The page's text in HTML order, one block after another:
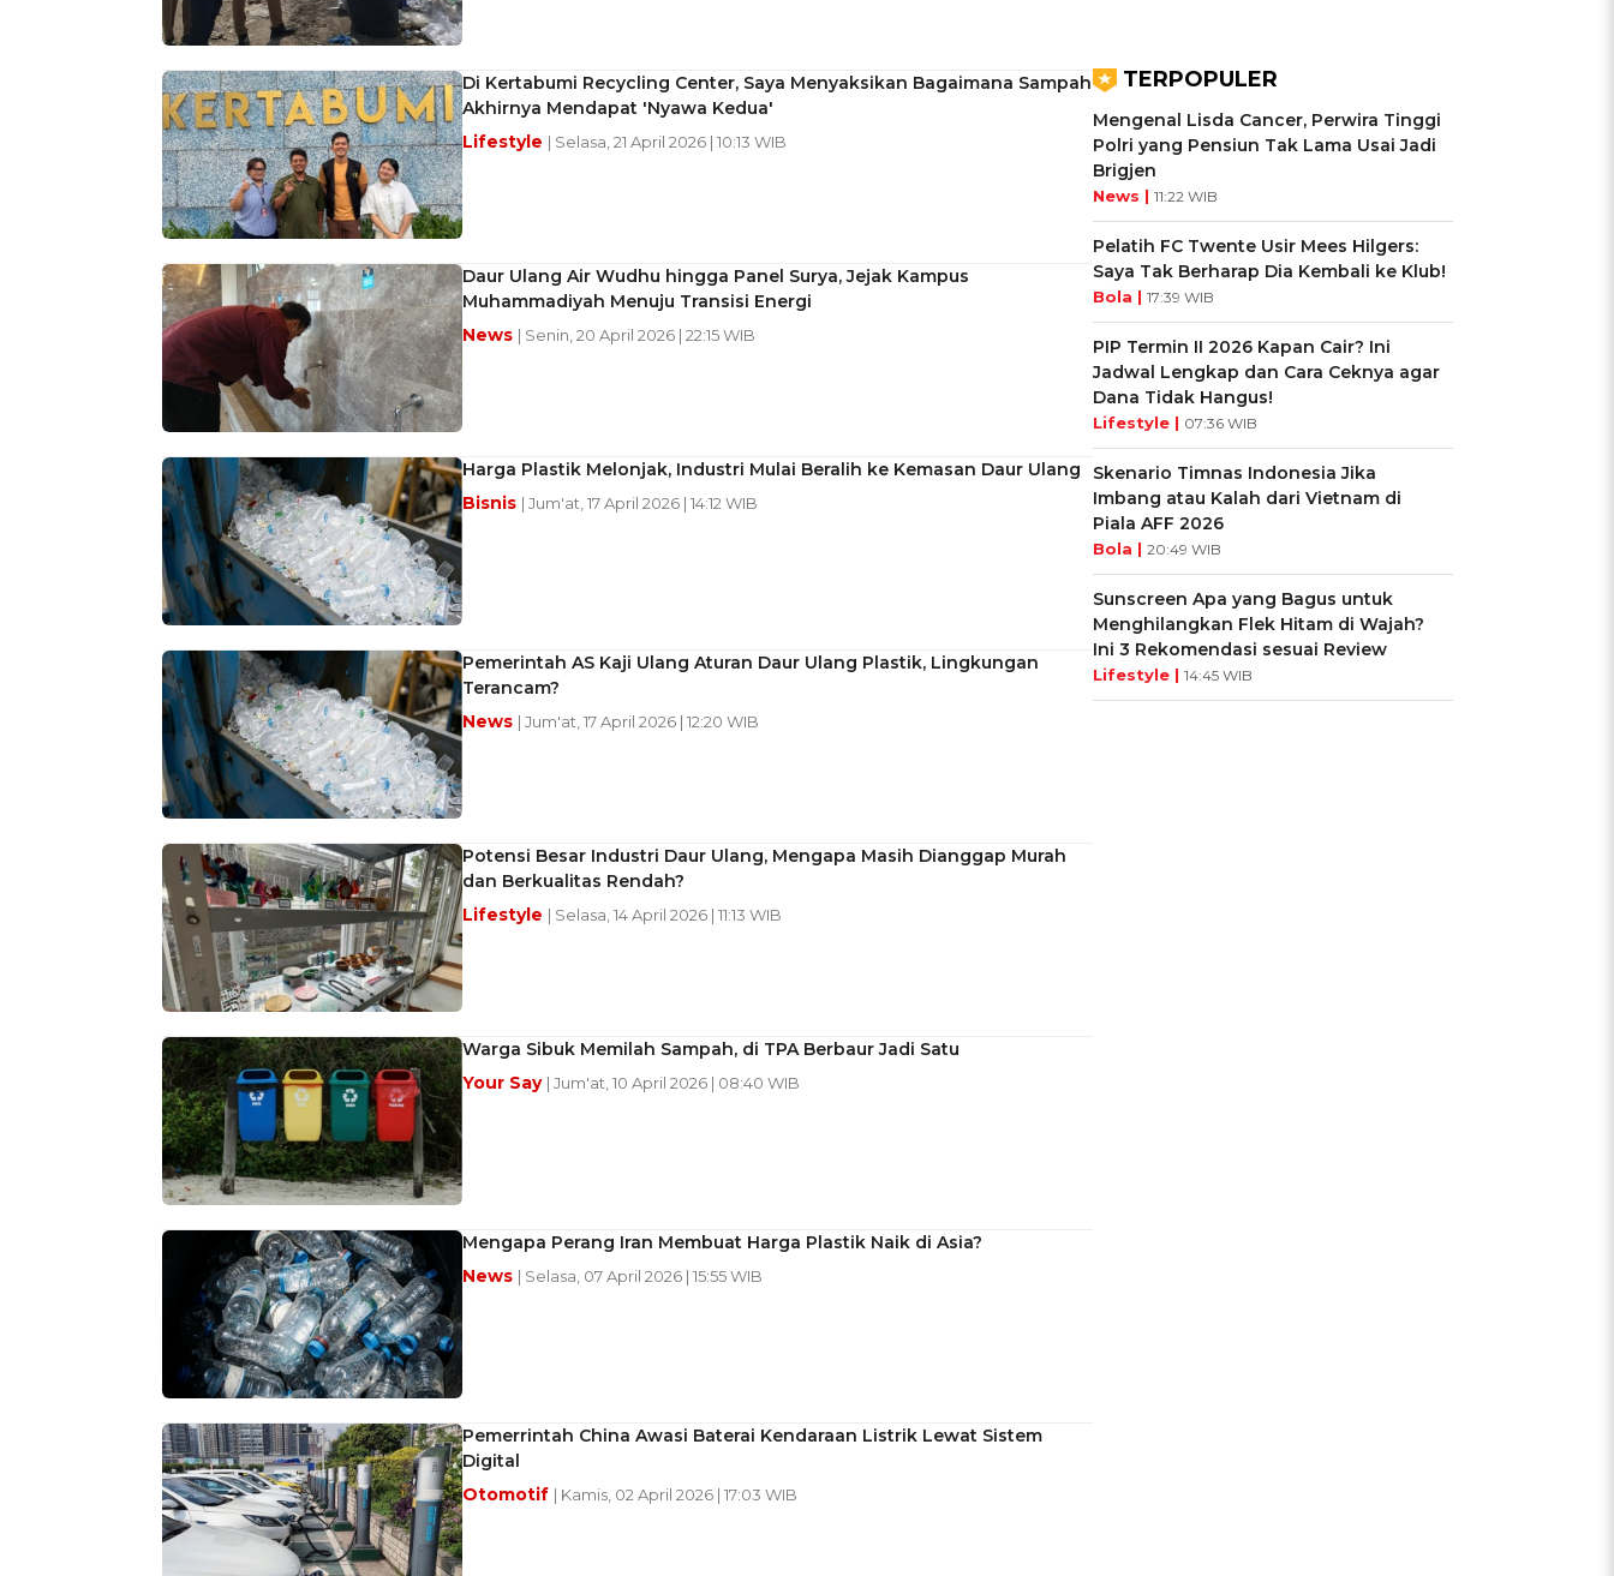
Di Kertabumi Recycling Center, Saya Menyaksikan Bagaimana Sampah
Akhirnya Mendapat 'Nyawa Kedua'
Lifestyle | Selasa, 21 April 2026 | 10:13 WIB
Daur Ulang Air Wudhu hingga Panel Surya, Jejak Kampus
Muhammadiyah Menuju Transisi Energi
News | Senin, 20 April 2026 | 22:15 WIB
Harga Plastik Melonjak, Industri Mulai Beralih ke Kemasan Daur Ulang
Bisnis | Jum'at, 17 April 2026 | 14:12 WIB
Pemerintah AS Kaji Ulang Aturan Daur Ulang Plastik, Lingkungan
Terancam?
News | Jum'at, 17 April 2026 | 12:20 WIB
Potensi Besar Industri Daur Ulang, Mengapa Masih Dianggap Murah
dan Berkualitas Rendah?
Lifestyle | Selasa, 14 April 2026 | 11:13 WIB
Warga Sibuk Memilah Sampah, di TPA Berbaur Jadi Satu
Your Say | Jum'at, 10 April 2026 | 08:40 WIB
Mengapa Perang Iran Membuat Harga Plastik Naik di Asia?
News | Selasa, 07 April 2026 | 15:55 WIB
Pemerrintah China Awasi Baterai Kendaraan Listrik Lewat Sistem
Digital
Otomotif | Kamis, 02 April 2026 | 17:03 WIB
TERPOPULER
Mengenal Lisda Cancer, Perwira Tinggi
Polri yang Pensiun Tak Lama Usai Jadi
Brigjen
News | 11:22 WIB
Pelatih FC Twente Usir Mees Hilgers:
Saya Tak Berharap Dia Kembali ke Klub!
Bola | 17:39 WIB
PIP Termin II 2026 Kapan Cair? Ini
Jadwal Lengkap dan Cara Ceknya agar
Dana Tidak Hangus!
Lifestyle | 07:36 WIB
Skenario Timnas Indonesia Jika
Imbang atau Kalah dari Vietnam di
Piala AFF 2026
Bola | 20:49 WIB
Sunscreen Apa yang Bagus untuk
Menghilangkan Flek Hitam di Wajah?
Ini 3 Rekomendasi sesuai Review
Lifestyle | 14:45 WIB